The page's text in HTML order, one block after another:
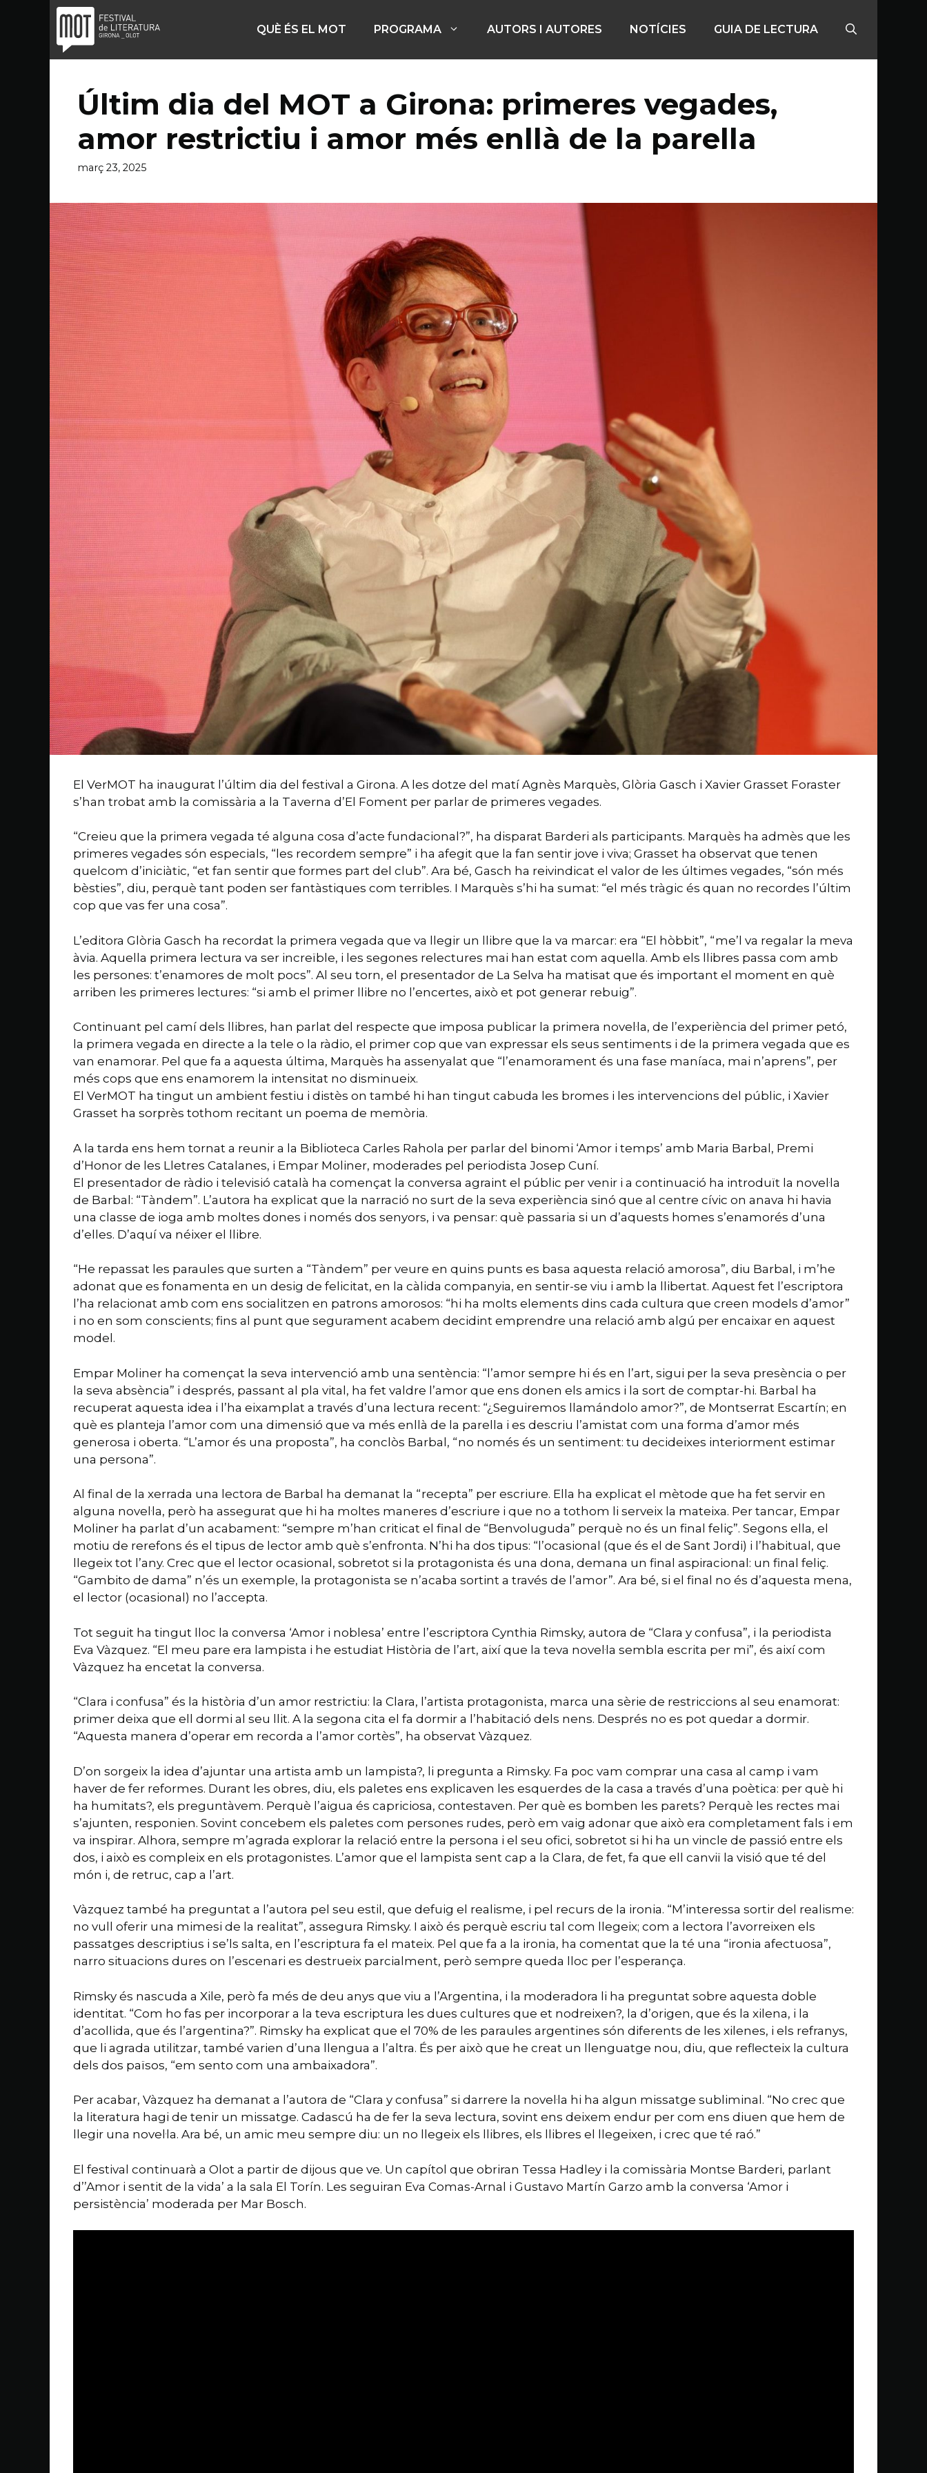
contingut
QUÈ ÉS EL MOT PROGRAMA AUTORS I AUTORES NOTÍCIES GUIA DE LECTURA
Últim dia del MOT a Girona: primeres vegades,
amor restrictiu i amor més enllà de la parella
març 23, 2025
El VerMOT ha inaugurat l’últim dia del festival a Girona. A les dotze del matí Agnès Marquès, Glòria Gasch i Xavier Grasset Foraster
s’han trobat amb la comissària a la Taverna d’El Foment per parlar de primeres vegades.
“Creieu que la primera vegada té alguna cosa d’acte fundacional?”, ha disparat Barderi als participants. Marquès ha admès que les
primeres vegades són especials, “les recordem sempre” i ha afegit que la fan sentir jove i viva; Grasset ha observat que tenen
quelcom d’iniciàtic, “et fan sentir que formes part del club”. Ara bé, Gasch ha reivindicat el valor de les últimes vegades, “són més
bèsties”, diu, perquè tant poden ser fantàstiques com terribles. I Marquès s’hi ha sumat: “el més tràgic és quan no recordes l’últim
cop que vas fer una cosa”.
L’editora Glòria Gasch ha recordat la primera vegada que va llegir un llibre que la va marcar: era “El hòbbit”, “me’l va regalar la meva
àvia. Aquella primera lectura va ser increïble, i les segones relectures mai han estat com aquella. Amb els llibres passa com amb
les persones: t’enamores de molt pocs”. Al seu torn, el presentador de La Selva ha matisat que és important el moment en què
arriben les primeres lectures: “si amb el primer llibre no l’encertes, això et pot generar rebuig”.
Continuant pel camí dels llibres, han parlat del respecte que imposa publicar la primera novel·la, de l’experiència del primer petó,
la primera vegada en directe a la tele o la ràdio, el primer cop que van expressar els seus sentiments i de la primera vegada que es
van enamorar. Pel que fa a aquesta última, Marquès ha assenyalat que “l’enamorament és una fase maníaca, mai n’aprens”, per
més cops que ens enamorem la intensitat no disminueix.
El VerMOT ha tingut un ambient festiu i distès on també hi han tingut cabuda les bromes i les intervencions del públic, i Xavier
Grasset ha sorprès tothom recitant un poema de memòria.
A la tarda ens hem tornat a reunir a la Biblioteca Carles Rahola per parlar del binomi ‘Amor i temps’ amb Maria Barbal, Premi
d’Honor de les Lletres Catalanes, i Empar Moliner, moderades pel periodista Josep Cuní.
El presentador de ràdio i televisió català ha començat la conversa agraint el públic per venir i a continuació ha introduït la novel·la
de Barbal: “Tàndem”. L’autora ha explicat que la narració no surt de la seva experiència sinó que al centre cívic on anava hi havia
una classe de ioga amb moltes dones i només dos senyors, i va pensar: què passaria si un d’aquests homes s’enamorés d’una
d’elles. D’aquí va néixer el llibre.
“He repassat les paraules que surten a “Tàndem” per veure en quins punts es basa aquesta relació amorosa”, diu Barbal, i m’he
adonat que es fonamenta en un desig de felicitat, en la càlida companyia, en sentir-se viu i amb la llibertat. Aquest fet l’escriptora
l’ha relacionat amb com ens socialitzen en patrons amorosos: “hi ha molts elements dins cada cultura que creen models d’amor”
i no en som conscients; fins al punt que segurament acabem decidint emprendre una relació amb algú per encaixar en aquest
model.
Empar Moliner ha començat la seva intervenció amb una sentència: “l’amor sempre hi és en l’art, sigui per la seva presència o per
la seva absència” i després, passant al pla vital, ha fet valdre l’amor que ens donen els amics i la sort de comptar-hi. Barbal ha
recuperat aquesta idea i l’ha eixamplat a través d’una lectura recent: “¿Seguiremos llamándolo amor?”, de Montserrat Escartín; en
què es planteja l’amor com una dimensió que va més enllà de la parella i es descriu l’amistat com una forma d’amor més
generosa i oberta. “L’amor és una proposta”, ha conclòs Barbal, “no només és un sentiment: tu decideixes interiorment estimar
una persona”.
Al final de la xerrada una lectora de Barbal ha demanat la “recepta” per escriure. Ella ha explicat el mètode que ha fet servir en
alguna novel·la, però ha assegurat que hi ha moltes maneres d’escriure i que no a tothom li serveix la mateixa. Per tancar, Empar
Moliner ha parlat d’un acabament: “sempre m’han criticat el final de “Benvoluguda” perquè no és un final feliç”. Segons ella, el
motiu de rerefons és el tipus de lector amb què s’enfronta. N’hi ha dos tipus: “l’ocasional (que és el de Sant Jordi) i l’habitual, que
llegeix tot l’any. Crec que el lector ocasional, sobretot si la protagonista és una dona, demana un final aspiracional: un final feliç.
“Gambito de dama” n’és un exemple, la protagonista se n’acaba sortint a través de l’amor”. Ara bé, si el final no és d’aquesta mena,
el lector (ocasional) no l’accepta.
Tot seguit ha tingut lloc la conversa ‘Amor i noblesa’ entre l’escriptora Cynthia Rimsky, autora de “Clara y confusa”, i la periodista
Eva Vàzquez. “El meu pare era lampista i he estudiat Història de l’art, així que la teva novel·la sembla escrita per mi”, és així com
Vàzquez ha encetat la conversa.
“Clara i confusa” és la història d’un amor restrictiu: la Clara, l’artista protagonista, marca una sèrie de restriccions al seu enamorat:
primer deixa que ell dormi al seu llit. A la segona cita el fa dormir a l’habitació dels nens. Després no es pot quedar a dormir.
“Aquesta manera d’operar em recorda a l’amor cortès”, ha observat Vàzquez.
D’on sorgeix la idea d’ajuntar una artista amb un lampista?, li pregunta a Rimsky. Fa poc vam comprar una casa al camp i vam
haver de fer reformes. Durant les obres, diu, els paletes ens explicaven les esquerdes de la casa a través d’una poètica: per què hi
ha humitats?, els preguntàvem. Perquè l’aigua és capriciosa, contestaven. Per què es bomben les parets? Perquè les rectes mai
s’ajunten, responien. Sovint concebem els paletes com persones rudes, però em vaig adonar que això era completament fals i em
va inspirar. Alhora, sempre m’agrada explorar la relació entre la persona i el seu ofici, sobretot si hi ha un vincle de passió entre els
dos, i això es compleix en els protagonistes. L’amor que el lampista sent cap a la Clara, de fet, fa que ell canviï la visió que té del
món i, de retruc, cap a l’art.
Vàzquez també ha preguntat a l’autora pel seu estil, que defuig el realisme, i pel recurs de la ironia. “M’interessa sortir del realisme:
no vull oferir una mimesi de la realitat”, assegura Rimsky. I això és perquè escriu tal com llegeix; com a lectora l’avorreixen els
passatges descriptius i se’ls salta, en l’escriptura fa el mateix. Pel que fa a la ironia, ha comentat que la té una “ironia afectuosa”,
narro situacions dures on l’escenari es destrueix parcialment, però sempre queda lloc per l’esperança.
Rimsky és nascuda a Xile, però fa més de deu anys que viu a l’Argentina, i la moderadora li ha preguntat sobre aquesta doble
identitat. “Com ho fas per incorporar a la teva escriptura les dues cultures que et nodreixen?, la d’origen, que és la xilena, i la
d’acollida, que és l’argentina?”. Rimsky ha explicat que el 70% de les paraules argentines són diferents de les xilenes, i els refranys,
que li agrada utilitzar, també varien d’una llengua a l’altra. És per això que he creat un llenguatge nou, diu, que reflecteix la cultura
dels dos països, “em sento com una ambaixadora”.
Per acabar, Vàzquez ha demanat a l’autora de “Clara y confusa” si darrere la novel·la hi ha algun missatge subliminal. “No crec que
la literatura hagi de tenir un missatge. Cadascú ha de fer la seva lectura, sovint ens deixem endur per com ens diuen que hem de
llegir una novel·la. Ara bé, un amic meu sempre diu: un no llegeix els llibres, els llibres el llegeixen, i crec que té raó.”
El festival continuarà a Olot a partir de dijous que ve. Un capítol que obriran Tessa Hadley i la comissària Montse Barderi, parlant
d’’Amor i sentit de la vida’ a la sala El Torín. Les seguiran Eva Comas-Arnal i Gustavo Martín Garzo amb la conversa ‘Amor i
persistència’ moderada per Mar Bosch.